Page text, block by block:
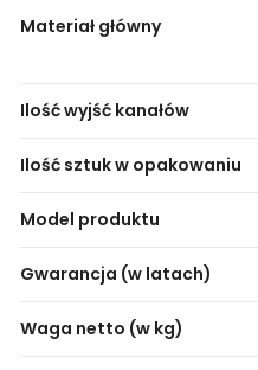
Materiał główny
Ilość wyjść kanałów
Ilość sztuk w opakowaniu
Model produktu
Gwarancja (w latach)
Waga netto (w kg)